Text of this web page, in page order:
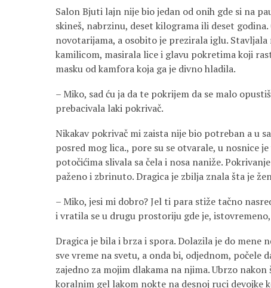
Salon Bjuti lajn nije bio jedan od onih gde si na
skineš, nabrzinu, deset kilograma ili deset
novotarijama, a osobito je prezirala iglu.
kamilicom, masirala lice i glavu pokretima koji
masku od kamfora koja ga je divno hladila.
– Miko, sad ću ja da te pokrijem da se malo
prebacivala laki pokrivač.
Nikakav pokrivač mi zaista nije bio potreban a u
posred mog lica., pore su se otvarale, u nosnice
potočićima slivala sa čela i nosa naniže.
paženo i zbrinuto. Dragica je zbilja znala šta je
– Miko, jesi mi dobro? Jel ti para stiže tačno
i vratila se u drugu prostoriju gde je,
Dragica je bila i brza i spora. Dolazila je do mene
sve vreme na svetu, a onda bi, odjednom, počele
zajedno za mojim dlakama na njima. Ubrzo
koralnim gel lakom nokte na desnoj ruci devojke